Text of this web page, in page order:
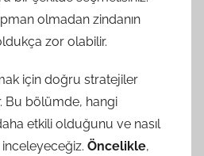
olmadan zindanın
zor olabilir.
için doğru stratejiler
Bu bölümde, hangi
etkili olduğunu ve nasıl
Öncelikle,